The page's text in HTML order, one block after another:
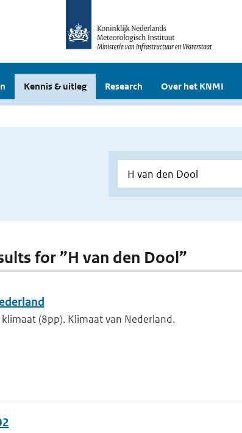
Kennis & uitleg Research Over het KNMI
for ”H van den Dool”
(8pp). Klimaat van Nederland.